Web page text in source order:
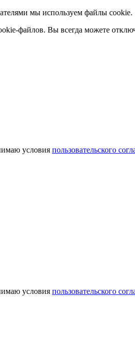
мы используем файлы cookie.
файлов. Вы всегда можете
условия пользовательского
условия пользовательского